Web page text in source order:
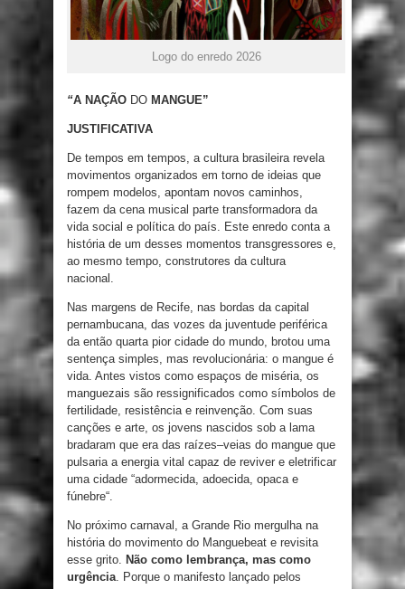
Logo do enredo 2026
“A NAÇÃO DO MANGUE”
JUSTIFICATIVA
De tempos em tempos, a cultura brasileira revela
movimentos organizados em torno de ideias que
rompem modelos, apontam novos caminhos,
fazem da cena musical parte transformadora da
vida social e política do país. Este enredo conta a
história de um desses momentos transgressores e,
ao mesmo tempo, construtores da cultura
nacional .
Nas margens de Recife, nas bordas da capital
pernambucana, das vozes da juventude periférica
da então quarta pior cidade do mundo, brotou uma
sentença simples, mas revolucionária: o mangue é
vida. Antes vistos como espaços de miséria, os
manguezais são ressignificados como símbolos de
fertilidade, resistência e reinvenção. Com suas
canções e arte, os jovens nascidos sob a lama
bradaram que era das raízes–veias do mangue que
pulsaria a energia vital capaz de reviver e eletrificar
uma cidade “adormecida, adoecida, opaca e
fúnebre“.
No próximo carnaval , a Grande Rio mergulha na
história do movimento do Manguebeat e revisita
esse grito. Não como lembrança, mas como
urgência. Porque o manifesto lançado pelos